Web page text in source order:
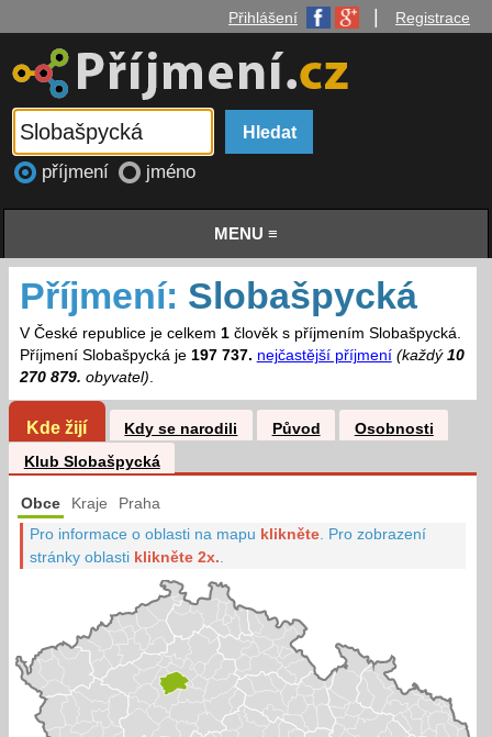
Přihlášení Registrace
příjmení jméno
MENU ≡
Příjmení: Slobašpycká
V České republice je celkem 1člověk s příjmením Slobašpycká.
Příjmení Slobašpycká je 197 737. nejčastější příjmení (každý 10
270 879. obyvatel).
Kde žijí Kdy se narodili Původ
Osobnosti
Klub Slobašpycká
Obce Kraje Praha
Pro informace o oblasti na mapu klikněte Pro zobrazení
stránky oblasti klikněte 2x.